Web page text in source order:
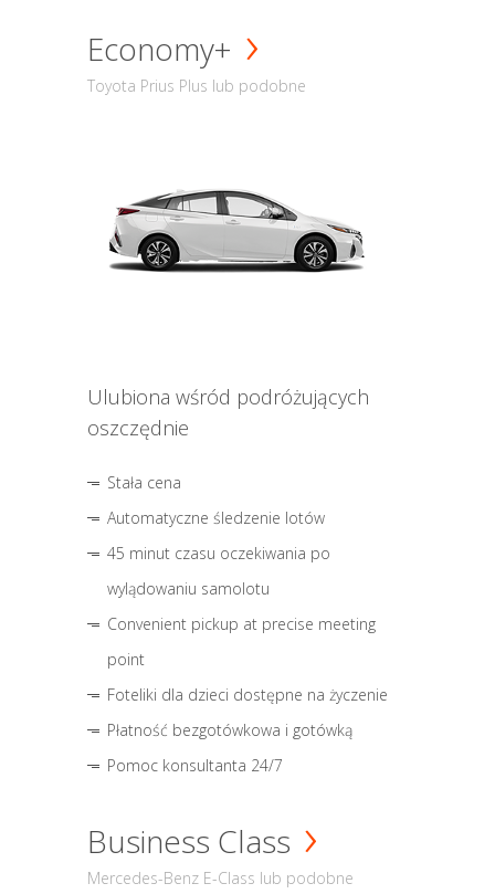
Economy+
Toyota Prius Plus lub podobne
Ulubiona wśród podróżujących
oszczędnie
Stała cena
Automatyczne śledzenie lotów
45 minut czasu oczekiwania po
wylądowaniu samolotu
Convenient pickup at precise meeting
point
Foteliki dla dzieci dostępne na życzenie
Płatność bezgotówkowa i gotówką
Pomoc konsultanta 24/7
Business Class
Mercedes-Benz E-Class lub podobne